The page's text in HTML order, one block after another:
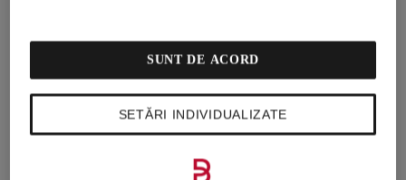
· bunurile nu sunt în starea lor originală (de exemplu,
Totuși, dacă acceptăm returnarea bunurilor, avem dreptul
corespunzătoare și să o compensăm cu sumele achitate
SETĂRI INDIVIDUALIZATE
SUNT DE ACORD